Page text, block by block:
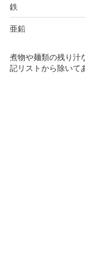
鉄
亜鉛
煮物や麺類の残り汁
記リストから除いて